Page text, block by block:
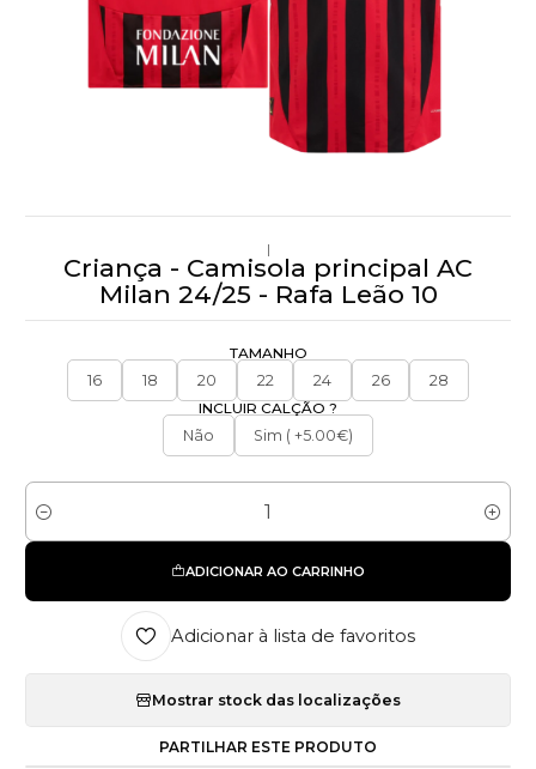
|
Criança - Camisola principal AC
Milan 24/25 - Rafa Leão 10
TAMANHO
16
18 20 22 24 26
28
INCLUIR CALÇÃO ?
Não
Sim ( +5.00€)
Quantidade
ADICIONAR AO CARRINHO
Adicionar à lista de favoritos
Mostrar stock das localizações
PARTILHAR ESTE PRODUTO